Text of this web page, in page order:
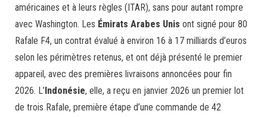
américaines et à leurs règles (ITAR), sans pour autant rompre
avec Washington. Les Émirats Arabes Unis ont signé pour 80
Rafale F4, un contrat évalué à environ 16 à 17 milliards d’euros
selon les périmètres retenus, et ont déjà présenté le premier
appareil, avec des premières livraisons annoncées pour fin
2026. L’Indonésie, elle, a reçu en janvier 2026 un premier lot
de trois Rafale, première étape d’une commande de 42